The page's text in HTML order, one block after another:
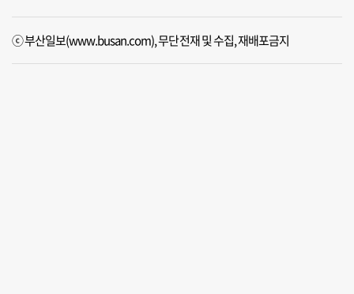
ⓒ 부산일보(www.busan.com), 무단전재 및 수집, 재배포금지